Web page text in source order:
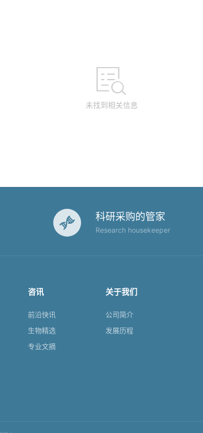
未找到相关信息
 科研采购的管家
Research housekeeper
咨讯
前沿快讯
生物精选
专业文摘
关于我们
公司简介
发展历程